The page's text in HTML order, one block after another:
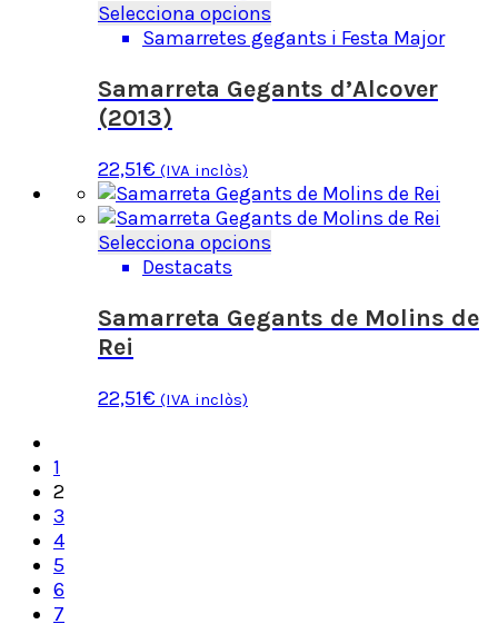
a
la
pàgina
del
Selecciona opcions
producte
diverses
es
poden
triar
a
pàgina
del
Samarretes gegants i Festa Major
Samarreta Gegants d’Alcover
(2013)
22,51€ (IVA inclòs)
Selecciona opcions
diverses
Destacats
Samarreta Gegants de Molins de
Rei
22,51€ (IVA inclòs)
1
2
3
4
5
6
7